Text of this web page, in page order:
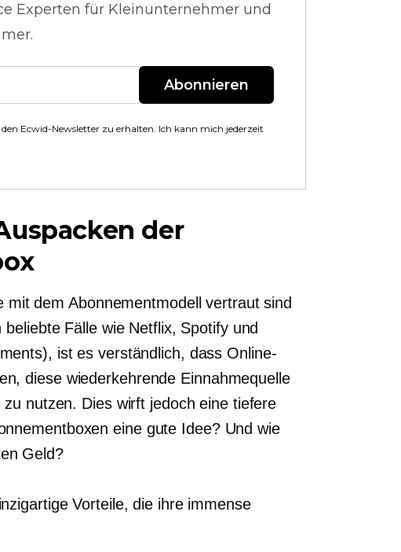
Experten für Kleinunternehmer und
Abonnieren
Ecwid-Newsletter zu erhalten. Ich kann mich jederzeit
der
mit dem Abonnementmodell vertraut sind
Fälle wie Netflix, Spotify und
ist es verständlich, dass Online-
diese wiederkehrende Einnahmequelle
nutzen. Dies wirft jedoch eine tiefere
eine gute Idee? Und wie
Geld?
Vorteile, die ihre immense